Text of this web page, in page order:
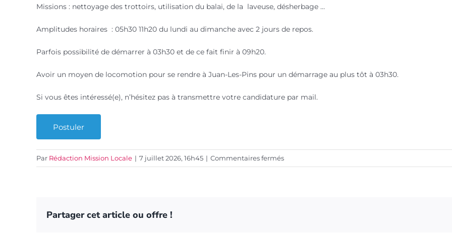
Missions : nettoyage des trottoirs, utilisation du balai, de la laveuse, désherbage …
Amplitudes horaires : 05h30 11h20 du lundi au dimanche avec 2 jours de repos.
Parfois possibilité de démarrer à 03h30 et de ce fait finir à 09h20.
Avoir un moyen de locomotion pour se rendre à Juan-Les-Pins pour un démarrage au plus tôt à 03h30.
Si vous êtes intéressé(e), n’hésitez pas à transmettre votre candidature par mail.
Par Rédaction Mission Locale | 7 juillet 2026, 16h45 | Commentaires ferméssur
AGENT
Partager cet article ou offre !